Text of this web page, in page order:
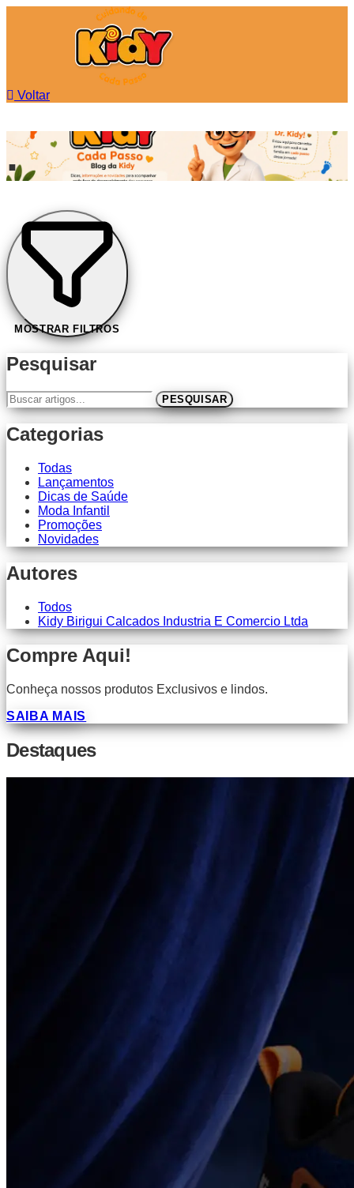
Voltar
.
MOSTRAR FILTROS
Pesquisar
Buscar artigos PESQUISAR
Categorias
Todas
Lançamentos
Dicas de Saúde
Moda Infantil
Promoções
Novidades
Autores
Todos
Kidy Birigui Calcados Industria E Comercio Ltda
Compre Aqui!
Conheça nossos produtos Exclusivos e lindos.
SAIBA MAIS
Destaques